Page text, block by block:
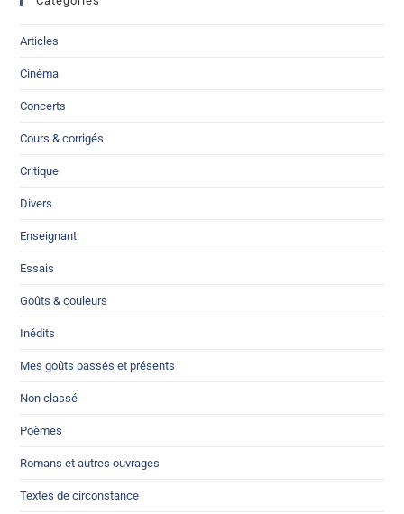
Articles
Cinéma
Concerts
Cours & corrigés
Critique
Divers
Enseignant
Essais
Goûts & couleurs
Inédits
Mes goûts passés et présents
Non classé
Poèmes
Romans et autres ouvrages
Textes de circonstance